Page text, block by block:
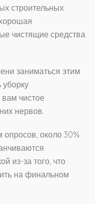
строительных
чистящие средства
заниматься этим
чистое
нервов.
около 30%
из-за того, что
на финальном